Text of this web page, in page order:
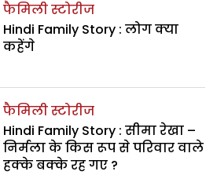
फैमिली स्टोरीज
Hindi Family Story : लोग क्या
कहेंगे
फैमिली स्टोरीज
Hindi Family Story : सीमा रेखा –
निर्मला के किस रूप से परिवार वाले
हक्के बक्के रह गए ?